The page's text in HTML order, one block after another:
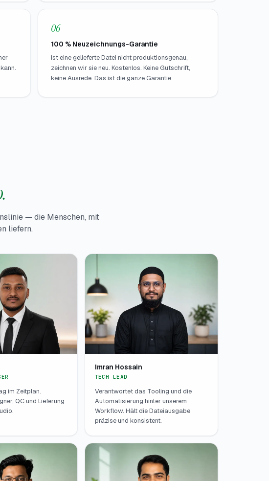
06
100 % Neuzeichnungs-Garantie
Ist eine gelieferte Datei nicht produktionsgenau,
zeichnen wir sie neu. Kostenlos. Keine Gutschrift,
keine Ausrede. Das ist die ganze Garantie.
— die Menschen, mit
liefern.
im Zeitplan.
QC und Lieferung
Imran Hossain
TECH LEAD
Verantwortet das Tooling und die
Automatisierung hinter unserem
Workflow. Hält die Dateiausgabe
präzise und konsistent.